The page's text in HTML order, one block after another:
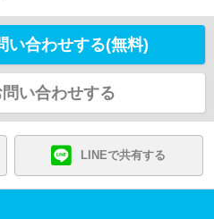
い合わせする(無料)
い合わせする
LINEで共有する